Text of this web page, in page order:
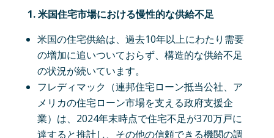
1. 米国住宅市場における慢性的な供給不足
米国の住宅供給は、過去10年以上にわたり需要
の増加に追いついておらず、構造的な供給不足
の状況が続いています。
フレディマック（連邦住宅ローン抵当公社、ア
メリカの住宅ローン市場を支える政府支援企
業）は、2024年末時点で住宅不足が370万戸に
達すると推計し、その他の信頼できる機関の調